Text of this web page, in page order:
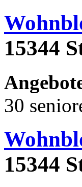
15344
30
15344